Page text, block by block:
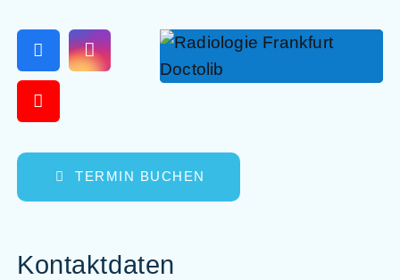
TERMIN BUCHEN
Kontaktdaten